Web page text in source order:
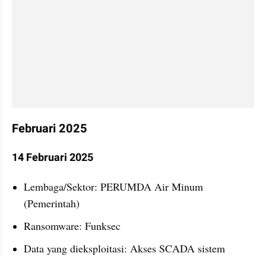
Februari 2025
14 Februari 2025
Lembaga/Sektor: PERUMDA Air Minum
(Pemerintah)
Ransomware: Funksec
Data yang dieksploitasi: Akses SCADA sistem